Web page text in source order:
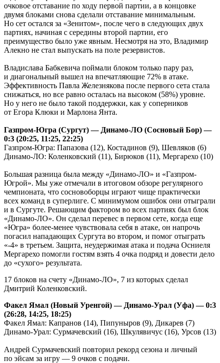
очковое отставание по ходу первой партии, а в концовке
двумя блоками снова сделали отставание минимальным.
Но сет остался за «Зенитом», после чего в следующих двух
партиях, начиная с середины второй партии, его
преимущество было уже явным. Несмотря на это, Владимир
Алекно не стал выпускать на поле резервистов.
Владислава Бабкевича поймали блоком только пару раз,
и диагональный вышел на впечатляющие 72% в атаке.
Эффективность Павла Железнякова после первого сета стала
снижаться, но все равно осталась на высоком (58%) уровне.
Но у него не было такой поддержки, как у соперников
от Егора Клюки и Марлона Янта.
Газпром-Югра (Сургут) — Динамо-ЛО (Сосновый Бор) —
0:3 (20:25, 11:25, 22:25)
Газпром-Югра: Папазова (12), Костадинов (9), Шевляков (6)
Динамо-ЛО: Коленковский (11), Бирюков (11), Мергарехо (10)
Большая разница была между «Динамо-ЛО» и «Газпром-
Югрой». Мы уже отмечали в итоговом обзоре регулярного
чемпионата, что сосновоборцы играют чище практически
всех команд в суперлиге. С минимумом ошибок они отыграли
и в Сургуте. Решающим фактором во всех партиях был блок
«Динамо-ЛО». Он сделал перевес в первом сете, когда еще
«Югра» более-менее чувствовала себя в атаке, он напрочь
погасил нападающих Сургута во втором, и помог отыграть
«-4» в третьем. Защита, неудержимая атака и подача Осниеля
Мергарехо помогли гостям взять 4 очка подряд и довести дело
до «сухого» результата.
17 блоков на счету «Динамо-ЛО», 7 из которых сделал
Дмитрий Коленковский.
Факел Ямал (Новый Уренгой) — Динамо-Урал (Уфа) — 0:3
(26:28, 14:25, 18:25)
Факел Ямал: Капранов (14), Пипуныров (9), Дикарев (7)
Динамо-Урал: Сурмачевский (16), Шкулявичус (16), Урсов (13)
Андрей Сурмачевский повторил рекорд сезона и личный
по эйсам за игру — 9 очков с подачи.